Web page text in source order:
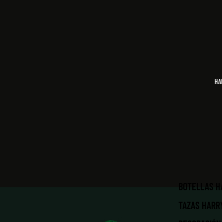
BOTELLAS
TAZAS